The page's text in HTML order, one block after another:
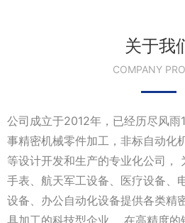
关于我
COMPANY
公司成立于2012年，已经历尽风雨
事精密机械零件加工，非标自动化
等设计开发和生产的专业化公司，
手表、航天军工设备、医疗设备、
设备、办公自动化设备提供各类精